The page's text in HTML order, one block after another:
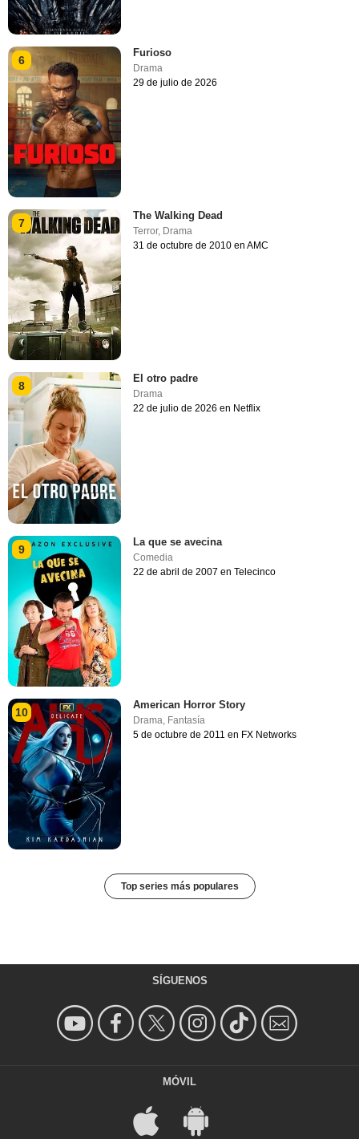
6
Furioso
Drama
29 de julio de 2026
7
The Walking Dead
Terror, Drama
31 de octubre de 2010 en AMC
8
El otro padre
Drama
22 de julio de 2026 en Netflix
9
La que se avecina
Comedia
22 de abril de 2007 en Telecinco
10
American Horror Story
Drama, Fantasía
5 de octubre de 2011 en FX Networks
Top series más populares
SÍGUENOS
MÓVIL